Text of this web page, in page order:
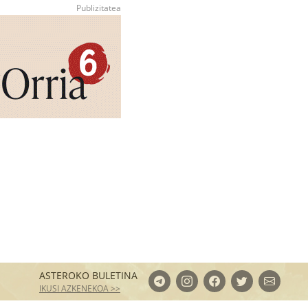
ASTEROKO BULETINA
IKUSI AZKENEKOA >>